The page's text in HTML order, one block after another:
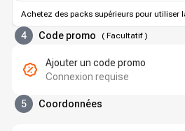
Achetez des packs supérieurs pour utiliser
4 Code promo ( Facultatif)
Ajouter un code promo
Connexion requise
5 Coordonnées